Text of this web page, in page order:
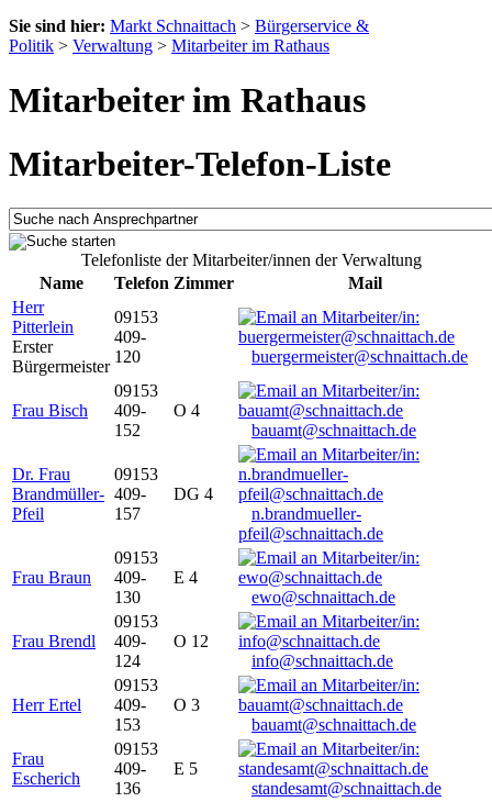
Sie sind hier: Markt Schnaittach > Bürgerservice &
Politik > Verwaltung > Mitarbeiter im Rathaus
Mitarbeiter im Rathaus
Mitarbeiter-Telefon-Liste
Telefonliste der Mitarbeiter/innen der Verwaltung
Name
Telefon Zimmer
Mail
Herr
Pitterlein
Erster
Bürgermeister
09153
409-
120
buergermeister@schnaittach.de
Frau Bisch
09153
409-
152
O 4
bauamt@schnaittach.de
Dr. Frau
Brandmüller-
Pfeil
09153
409-
157
DG 4
n.brandmueller-
pfeil@schnaittach.de
Frau Braun
09153
409-
130
E 4
ewo@schnaittach.de
Frau Brendl
09153
409-
124
O 12
info@schnaittach.de
Herr Ertel
09153
409-
153
O 3
bauamt@schnaittach.de
Frau
Escherich
09153
409-
136
E 5
standesamt@schnaittach.de